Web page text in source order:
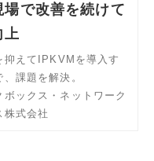
場で改善を続けて
上
抑えてIPKVMを導入す
、課題を解決。
ボックス・ネットワーク
株式会社